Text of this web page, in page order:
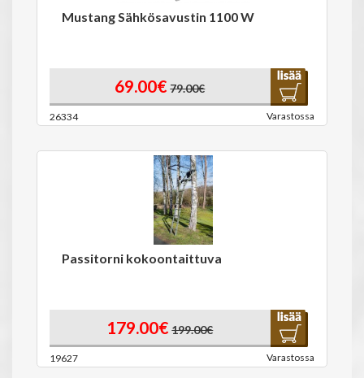
Mustang Sähkösavustin 1100 W
69.00€ 79.00€
26334 Varastossa
Passitorni kokoontaittuva
179.00€ 199.00€
19627 Varastossa